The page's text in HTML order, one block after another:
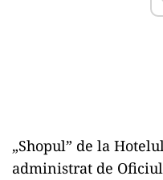
„Shopul” de la
administrat de